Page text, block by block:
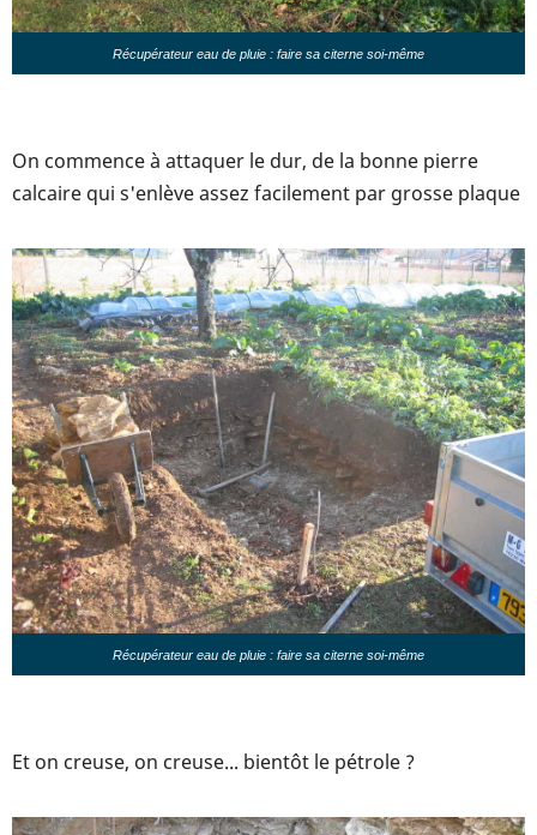
Récupérateur eau de pluie : faire sa citerne soi-même
On commence à attaquer le dur, de la bonne pierre
calcaire qui s'enlève assez facilement par grosse plaque
Récupérateur eau de pluie : faire sa citerne soi-même
Et on creuse, on creuse... bientôt le pétrole ?